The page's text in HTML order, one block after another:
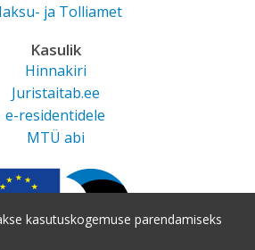
ja Tolliamet
Kasulik
Hinnakiri
Juristaitab.ee
e-residentidele
MTÜ abi
kasutuskogemuse parendamiseks